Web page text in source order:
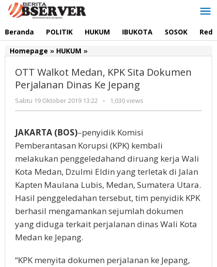
Lewati
Beranda POLITIK HUKUM IBUKOTA SOSOK
Homepage » HUKUM »
Medan,
KPK
Sita
Dokumen
Perjalanan
Ke
Jepang
OTT Walkot Medan, KPK Sita Dokumen
Perjalanan Dinas Ke Jepang
Sabtu 19 Oktober 2019 13:22
oleh
Redaksi
- 1,030 views
JAKARTA (BOS)–penyidik Komisi
Pemberantasan Korupsi (KPK) kembali
melakukan penggeledahand diruang kerja Wali
Kota Medan, Dzulmi Eldin yang terletak di Jalan
Kapten Maulana Lubis, Medan, Sumatera Utara.
Hasil penggeledahan tersebut, tim penyidik KPK
berhasil mengamankan sejumlah dokumen
yang diduga terkait perjalanan dinas Wali Kota
Medan ke Jepang.
“KPK menyita dokumen perjalanan ke Jepang,